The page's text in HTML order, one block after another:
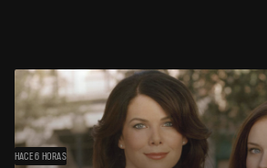
HACE 6 HORAS